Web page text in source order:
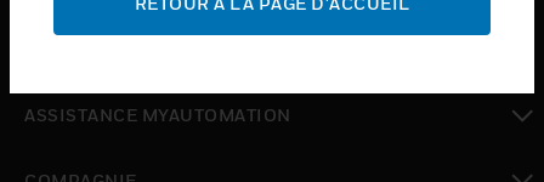
toggle view
toggle view
ASSISTANCE MYAUTOMATION